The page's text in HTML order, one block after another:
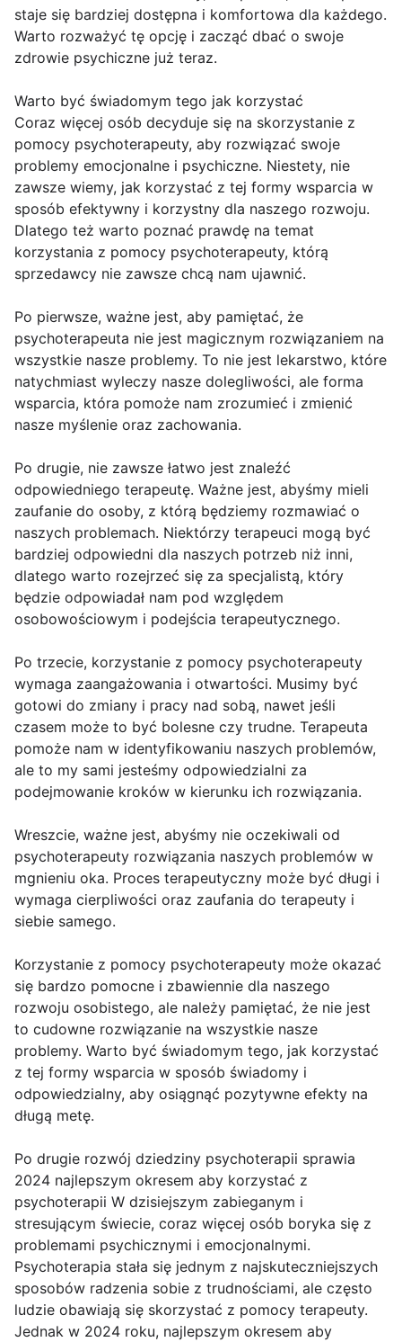
staje się bardziej dostępna i komfortowa dla każdego.
Warto rozważyć tę opcję i zacząć dbać o swoje
zdrowie psychiczne już teraz.
Warto być świadomym tego jak korzystać
Coraz więcej osób decyduje się na skorzystanie z
pomocy psychoterapeuty, aby rozwiązać swoje
problemy emocjonalne i psychiczne. Niestety, nie
zawsze wiemy, jak korzystać z tej formy wsparcia w
sposób efektywny i korzystny dla naszego rozwoju.
Dlatego też warto poznać prawdę na temat
korzystania z pomocy psychoterapeuty, którą
sprzedawcy nie zawsze chcą nam ujawnić.
Po pierwsze, ważne jest, aby pamiętać, że
psychoterapeuta nie jest magicznym rozwiązaniem na
wszystkie nasze problemy. To nie jest lekarstwo, które
natychmiast wyleczy nasze dolegliwości, ale forma
wsparcia, która pomoże nam zrozumieć i zmienić
nasze myślenie oraz zachowania.
Po drugie, nie zawsze łatwo jest znaleźć
odpowiedniego terapeutę. Ważne jest, abyśmy mieli
zaufanie do osoby, z którą będziemy rozmawiać o
naszych problemach. Niektórzy terapeuci mogą być
bardziej odpowiedni dla naszych potrzeb niż inni,
dlatego warto rozejrzeć się za specjalistą, który
będzie odpowiadał nam pod względem
osobowościowym i podejścia terapeutycznego.
Po trzecie, korzystanie z pomocy psychoterapeuty
wymaga zaangażowania i otwartości. Musimy być
gotowi do zmiany i pracy nad sobą, nawet jeśli
czasem może to być bolesne czy trudne. Terapeuta
pomoże nam w identyfikowaniu naszych problemów,
ale to my sami jesteśmy odpowiedzialni za
podejmowanie kroków w kierunku ich rozwiązania.
Wreszcie, ważne jest, abyśmy nie oczekiwali od
psychoterapeuty rozwiązania naszych problemów w
mgnieniu oka. Proces terapeutyczny może być długi i
wymaga cierpliwości oraz zaufania do terapeuty i
siebie samego.
Korzystanie z pomocy psychoterapeuty może okazać
się bardzo pomocne i zbawiennie dla naszego
rozwoju osobistego, ale należy pamiętać, że nie jest
to cudowne rozwiązanie na wszystkie nasze
problemy. Warto być świadomym tego, jak korzystać
z tej formy wsparcia w sposób świadomy i
odpowiedzialny, aby osiągnąć pozytywne efekty na
długą metę.
Po drugie rozwój dziedziny psychoterapii sprawia
2024 najlepszym okresem aby korzystać z
psychoterapii W dzisiejszym zabieganym i
stresującym świecie, coraz więcej osób boryka się z
problemami psychicznymi i emocjonalnymi.
Psychoterapia stała się jednym z najskuteczniejszych
sposobów radzenia sobie z trudnościami, ale często
ludzie obawiają się skorzystać z pomocy terapeuty.
Jednak w 2024 roku, najlepszym okresem aby